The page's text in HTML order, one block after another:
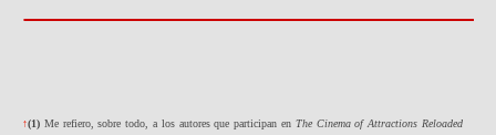
↑(1) Me refiero, sobre todo, a los autores que participan en The Cinema of Attractions Reloaded